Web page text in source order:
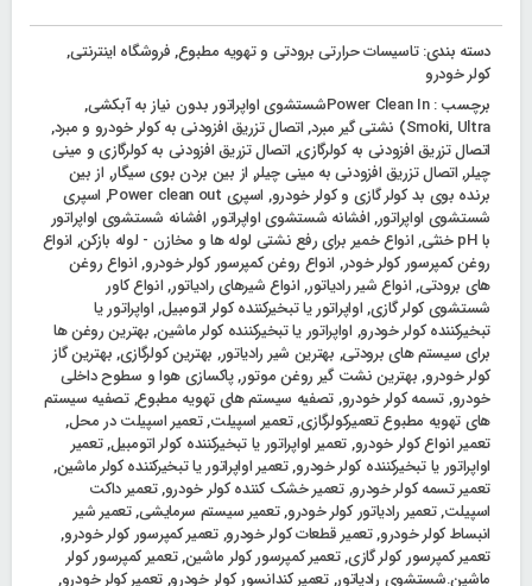
دسته بندی:تاسیسات حرارتی برودتی و تهویه مطبوع,فروشگاه اینترنتی,
کولر خودرو
برچسب :Power Clean Inشستشوی اواپراتور بدون نیاز به آبکشی
,
Smoki, Ultra) نشتی گیر مبرد ,اتصال تزریق افزودنی به کولر خودرو و مبرد,
اتصال تزریق افزودنی به کولرگازی, اتصال تزریق افزودنی به کولرگازی و مینی
چیلر,اتصال تزریق افزودنی به مینی چیلر, از بین بردن بوی سیگار, از بین
برنده بوی بد کولر گازی و کولر خودرو, اسپری Power clean out , اسپری
شستشوی اواپراتور,افشانه شستشوی اواپراتور, افشانه شستشوی اواپراتور
با pH خنثی
,انواع خمیر برای رفع نشتی لوله ها و مخازن - لوله بازکن, انواع
روغن کمپرسور کولر خودر, انواع روغن کمپرسور کولر خودرو,انواع روغن
های برودتی,انواع شیر رادیاتور,انواع شیرهای رادیاتور,انواع کاور
شستشوی کولر گازی,اواپراتور یا تبخیرکننده کولر اتومبیل,اواپراتور یا
تبخیرکننده کولر خودرو, اواپراتور یا تبخیرکننده کولر ماشین,بهترین روغن ها
برای سیستم های برودتی, بهترین شیر رادیاتور, بهترین کولرگازی,بهترین گاز
کولر خودرو,بهترین نشت گیر روغن موتور,پاکسازی هوا و سطوح داخلی
خودرو,تسمه کولر خودرو,تصفیه سیستم های تهویه مطبوع,تصفیه سیستم
های تهویه مطبوع تعمیرکولرگازی,تعمیر اسپیلت,تعمیر اسپیلت در محل,
تعمیر انواع کولر خودرو,تعمیر اواپراتور یا تبخیرکننده کولر اتومبیل,تعمیر
اواپراتور یا تبخیرکننده کولر خودرو,تعمیر اواپراتور یا تبخیرکننده کولر ماشین,
تعمیر تسمه کولر خودرو,تعمیر خشک‌ کننده کولر خودرو,تعمیر داکت
اسپیلت,تعمیر رادیاتور کولر خودرو,تعمیر سیستم سرمایشی,تعمیر شیر
انبساط کولر خودرو,تعمیر قطعات کولر خودرو,تعمیر کمپرسور کولر خودرو,
تعمیر کمپرسور کولر گازی,تعمیر کمپرسور کولر ماشین,تعمیر کمپرسور کولر
ماشین.شستشوی رادیاتور,تعمیر کندانسور کولر خودرو,تعمیر کولر خودرو,